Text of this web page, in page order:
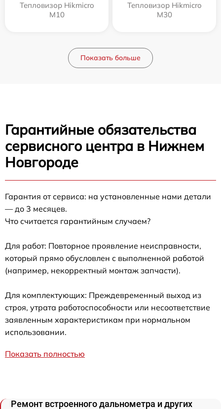
Тепловизор Hikmicro
M10
Тепловизор Hikmicro
M30
Показать больше
Гарантийные обязательства
сервисного центра в Нижнем
Новгороде
Гарантия от сервиса: на установленные нами детали
— до 3 месяцев.
Что считается гарантийным случаем?
Для работ: Повторное проявление неисправности,
который прямо обусловлен с выполненной работой
(например, некорректный монтаж запчасти).
Для комплектующих: Преждевременный выход из
строя, утрата работоспособности или несоответствие
заявленным характеристикам при нормальном
использовании.
Показать полностью
Ремонт встроенного дальнометра и других